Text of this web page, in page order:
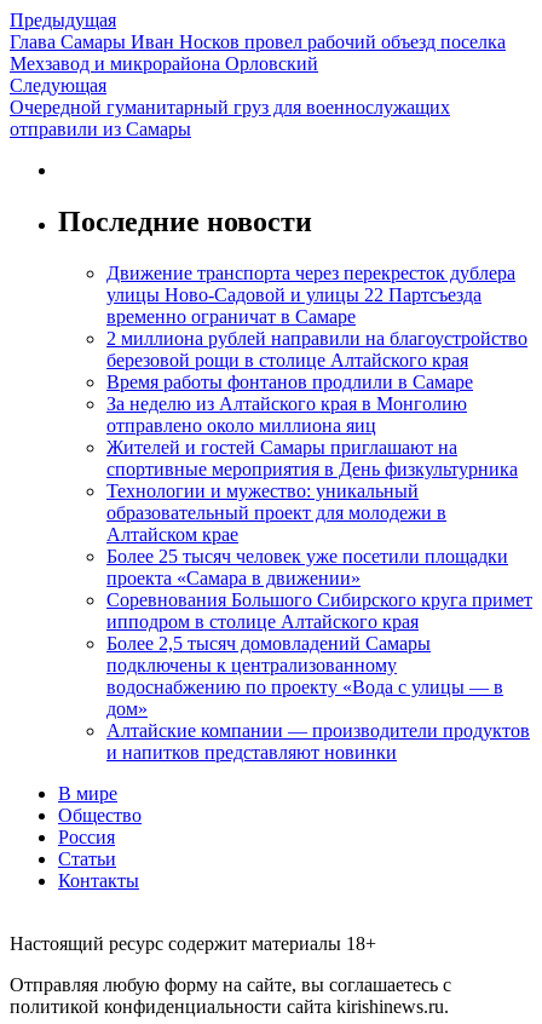
Предыдущая
Глава Самары Иван Носков провел рабочий объезд поселка
Мехзавод и микрорайона Орловский
Следующая
Очередной гуманитарный груз для военнослужащих
отправили из Самары
Последние новости
Движение транспорта через перекресток дублера
улицы Ново-Садовой и улицы 22 Партсъезда
временно ограничат в Самаре
2 миллиона рублей направили на благоустройство
березовой рощи в столице Алтайского края
Время работы фонтанов продлили в Самаре
За неделю из Алтайского края в Монголию
отправлено около миллиона яиц
Жителей и гостей Самары приглашают на
спортивные мероприятия в День физкультурника
Технологии и мужество: уникальный
образовательный проект для молодежи в
Алтайском крае
Более 25 тысяч человек уже посетили площадки
проекта «Самара в движении»
Соревнования Большого Сибирского круга примет
ипподром в столице Алтайского края
Более 2,5 тысяч домовладений Самары
подключены к централизованному
водоснабжению по проекту «Вода с улицы — в
дом»
Алтайские компании — производители продуктов
и напитков представляют новинки
В мире
Общество
Россия
Статьи
Контакты
Настоящий ресурс содержит материалы 18+
Отправляя любую форму на сайте, вы соглашаетесь с
политикой конфиденциальности сайта kirishinews.ru.